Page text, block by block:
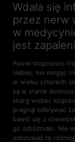
Wdała się
przez nerw
w
jest
Paweł stopniowo
słabiej, nie mogąc
w wieku czterech
są w stanie
skarg wobec
pragnął odkrywać
bawić się z
go odróżniało. Nie
odczuwać tę